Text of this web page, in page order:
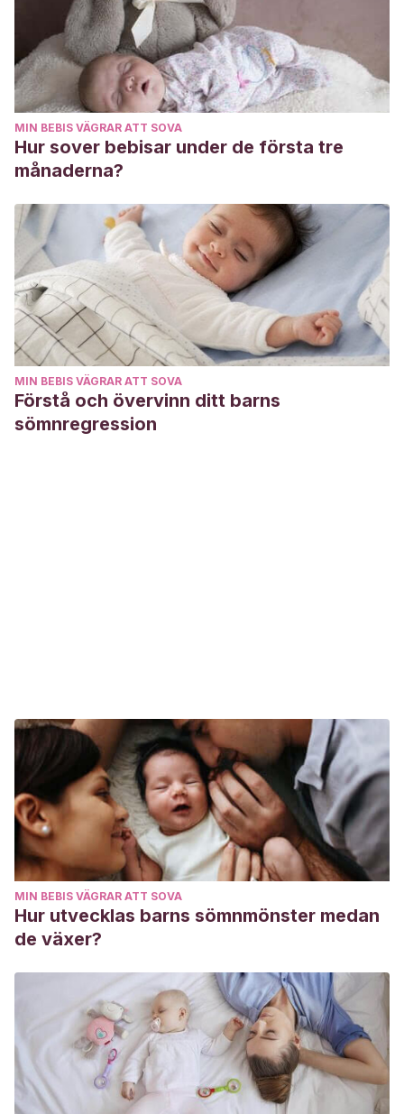
MIN BEBIS VÄGRAR ATT SOVA
Hur sover bebisar under de första tre
månaderna?
MIN BEBIS VÄGRAR ATT SOVA
Förstå och övervinn ditt barns
sömnregression
MIN BEBIS VÄGRAR ATT SOVA
Hur utvecklas barns sömnmönster medan
de växer?